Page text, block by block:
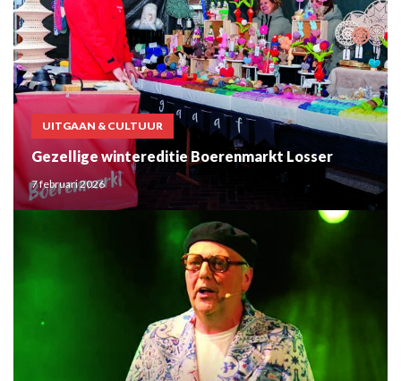
UITGAAN & CULTUUR
Gezellige wintereditie Boerenmarkt Losser
7 februari 2026